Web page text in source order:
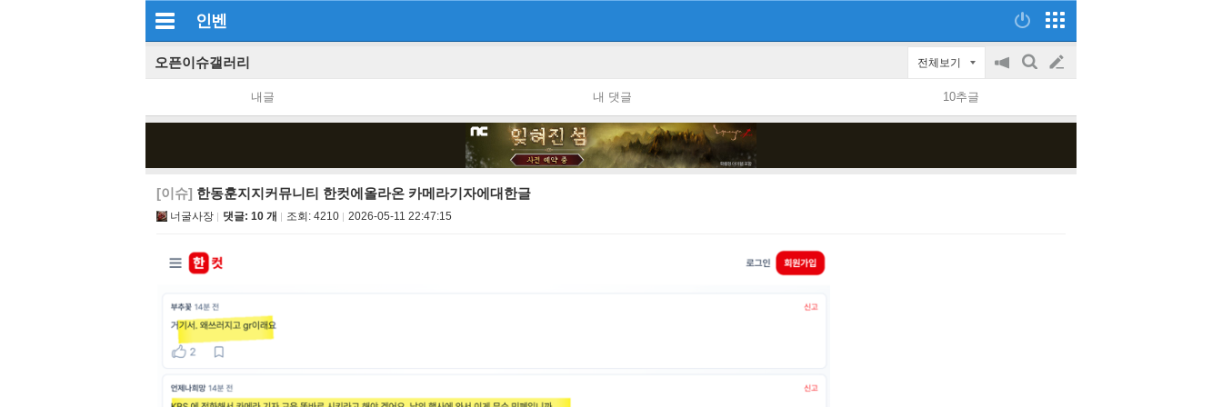
인벤
오픈이슈갤러리 전체보기
공
on/off
검
글
쓰
내글 내 댓글 10추글
[이슈] 한동훈지지커뮤니티 한컷에올라온 카메라기자에대한글
너굴사장 댓글: 10 개 조회: 4210 2026-05-11 22:47:15